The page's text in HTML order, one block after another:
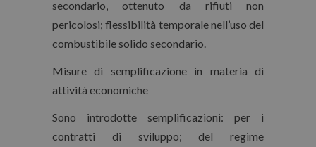
secondario, ottenuto da rifiuti non
pericolosi; flessibilità temporale nell’uso del
combustibile solido secondario.
Misure di semplificazione in materia di
attività economiche
Sono introdotte semplificazioni: per i
contratti di sviluppo; del regime